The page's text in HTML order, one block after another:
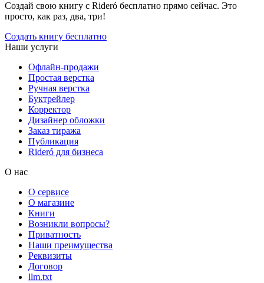
Создай свою книгу с Rideró бесплатно прямо сейчас. Это
просто, как раз, два, три!
Создать книгу бесплатно
Наши услуги
Офлайн-продажи
Простая верстка
Ручная верстка
Буктрейлер
Корректор
Дизайнер обложки
Заказ тиража
Публикация
Rideró для бизнеса
О нас
О сервисе
О магазине
Книги
Возникли вопросы?
Приватность
Наши преимущества
Реквизиты
Договор
llm.txt